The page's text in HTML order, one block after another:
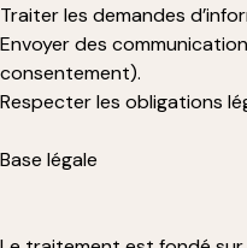
Traiter les demandes
Envoyer des
consentement).
Respecter les obligations
Base légale